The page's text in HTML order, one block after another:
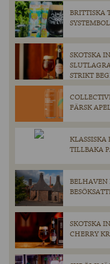
BRITTISKA
SKOTSKA
STRIKT
FÄRSK
TILLBAKA
BELHAVEN
SKOTSKA
CHERRY